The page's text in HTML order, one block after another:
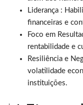
Liderança :
financeiras e
Foco em
rentabilidade e
Resiliência e
volatilidade
instituições.